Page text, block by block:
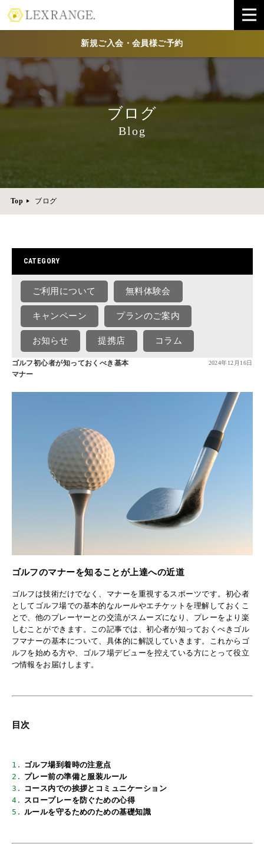
新規ご入会・会員様ご予約
ブログ
Blog
Top ブログ
CATEGORY
ご利用について 無料体験会
キャンペーン プランのご案内
お知らせ 提携店 コラム
ゴルフ初心者が知っておくべき基本
マナー
2024年12月16日
ゴルフのマナーを知ることが上達への近道
ゴルフは技術だけでなく、マナーを重視するスポーツです。初心者
としてゴルフ場での基本的なルールやエチケットを理解しておくこ
とで、他のプレーヤーとの交流がスムーズになり、プレーをより楽
しむことができます。この記事では、初心者が知っておくべきゴル
フマナーの基本について、具体的に解説していきます。これからゴ
ルフを始める方や、ゴルフ場デビューを控えている方にとって役立
つ情報をお届けします。
目次
1. ゴルフ場到着時の注意点
2. プレー前の準備と服装ルール
3.
コース内での挨拶とコミュニケーション
4.
スロープレーを防ぐための心得
5. ルールを守るためのための基礎知識